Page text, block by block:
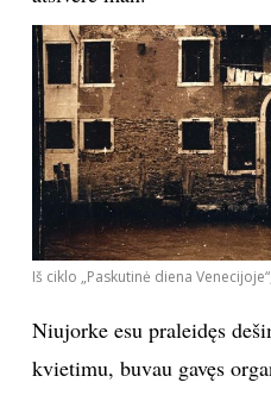
neatsiveria man ta
paties pastato, tačiau jis
ištikęs šokas, juolab kad
mikliai priima
įvyko apsireiškimas –
atsivėrė man.